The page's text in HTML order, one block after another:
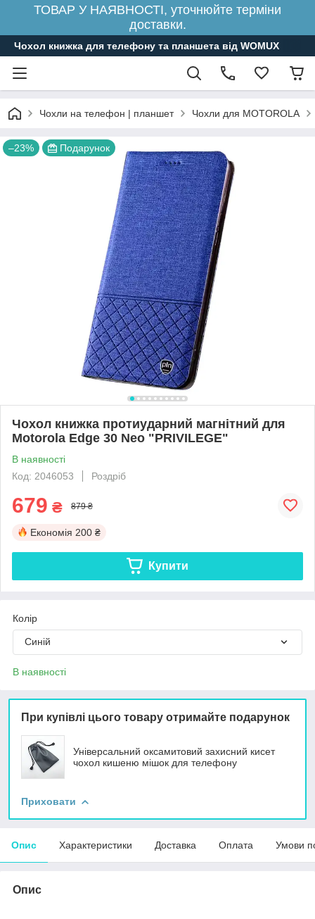
ТОВАР У НАЯВНОСТІ, уточнюйте терміни
доставки.
Чохол книжка для телефону та планшета від WOMUX
Чохли на телефон | планшет Чохли для MOTOROLA
–23% Подарунок
Чохол книжка протиударний магнітний для
Motorola Edge 30 Neo "PRIVILEGE"
В наявності
Код: 2046053
Роздріб
679 ₴ 879 ₴
Економія 200 ₴
Купити
Колір
Синій
В наявності
При купівлі цього товару отримайте подарунок
Універсальний оксамитовий захисний кисет
чохол кишеню мішок для телефону
Приховати
Опис Характеристики Доставка Оплата Умови
Опис